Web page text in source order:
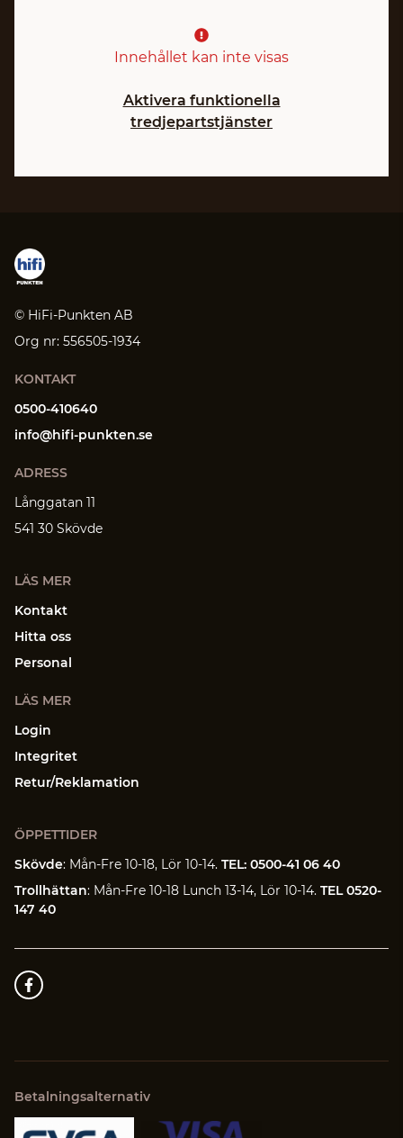
Innehållet kan inte visas
Aktivera funktionella
tredjepartstjänster
© HiFi-Punkten AB
Org nr: 556505-1934
KONTAKT
0500-410640
info@hifi-punkten.se
ADRESS
Långgatan 11
541 30 Skövde
LÄS MER
Kontakt
Hitta oss
Personal
LÄS MER
Login
Integritet
Retur/Reklamation
ÖPPETTIDER
Skövde: Mån-Fre 10-18, Lör 10-14. TEL: 0500-41 06 40
Trollhättan: Mån-Fre 10-18 Lunch 13-14, Lör 10-14. TEL 0520-
147 40
Betalningsalternativ